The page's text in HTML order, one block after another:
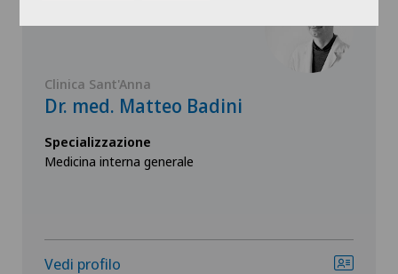
Clinica Sant'Anna
Dr. med. Matteo Badini
Specializzazione
Medicina interna generale
Vedi profilo